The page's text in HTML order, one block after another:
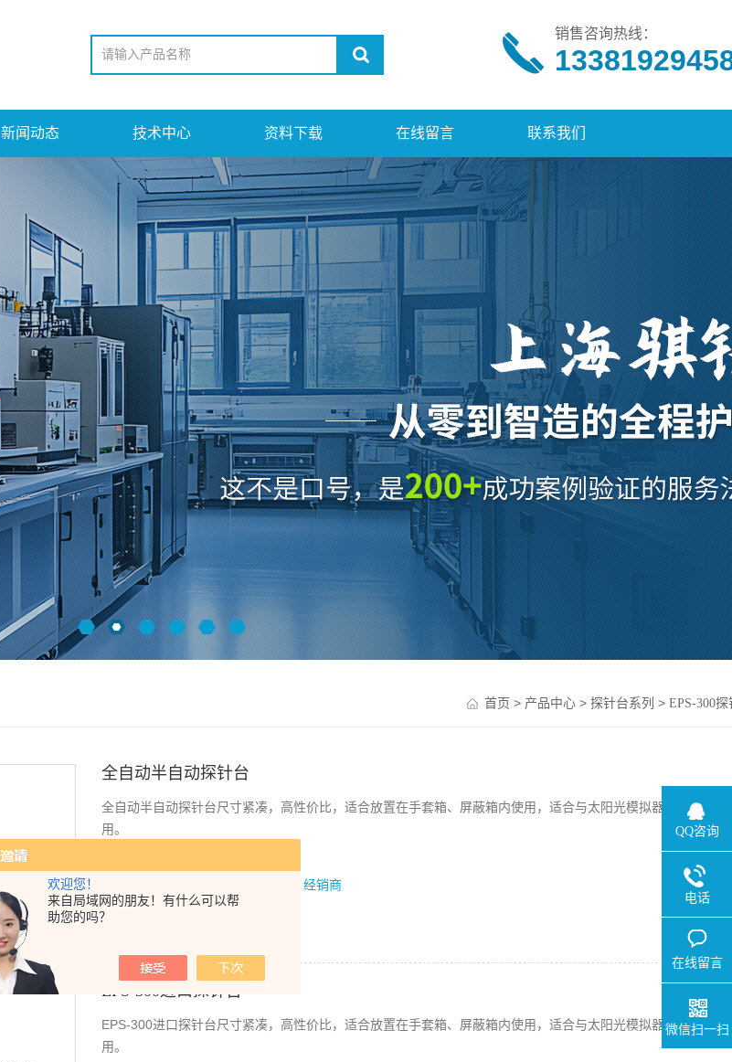
欢迎您！
来自局域网的朋友！有什么可以帮
助您的吗？
销售咨询热线：
新闻动态 技术中心 资料下载 在线留言 联系我们
首页 > 产品中心 > 探针台系列 > EPS-300
全自动半自动探针台
全自动半自动探针台尺寸紧凑，高性价比，适合放置在手套箱、屏蔽箱内使用，适合与太阳光模拟器或其他仪器
用。
经销商
EPS-300进口探针台
EPS-300进口探针台尺寸紧凑，高性价比，适合放置在手套箱、屏蔽箱内使用，适合与太阳光模拟器或其他仪器
用。
QQ咨询
电话
在线留言
微信扫一扫